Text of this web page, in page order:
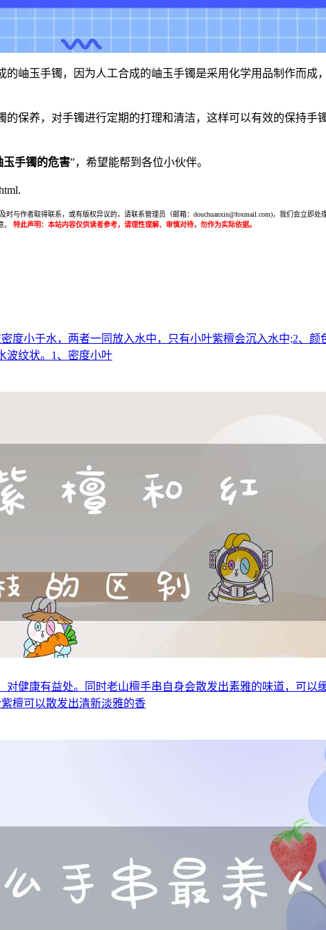
岫玉手镯，因为人工合成的岫玉手镯是采用化学用品制作而
保养，对手镯进行定期的打理和清洁，这样可以有效的保持
玉手镯的危害”，希望能帮到各位小伙伴。
与作者取得联系，或有版权异议的，请联系管理员（邮箱：douchuanxin@foxmail.com)，我们会立
特此声明：本站内容仅供读者参考，请理性理解、审慎对待，勿作为实际依据。
度小于水，两者一同放入水中，只有小叶紫檀会沉入水中;2、
波纹状。1、密度小叶
健康有益处。同时老山檀手串自身会散发出素雅的味道，可
檀可以散发出清新淡雅的香